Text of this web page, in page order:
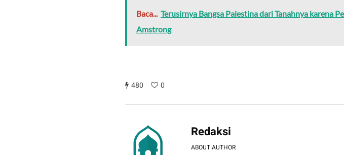
Baca... Terusirnya Bangsa Palestina dari Tanahnya karena
Amstrong
480 0
Redaksi
ABOUT AUTHOR